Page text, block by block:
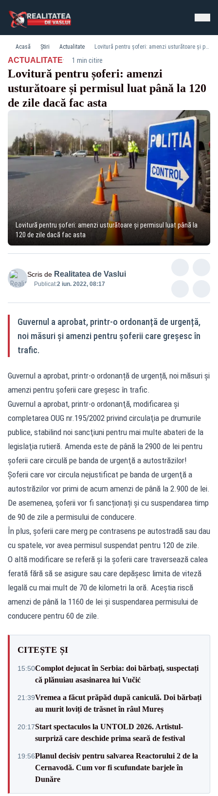
Acasă Știri Actualitate Lovitură pentru șoferi: amenzi usturătoare și permisul luat până la 120 de zile dacă fac asta
ACTUALITATE· 1 min citire
Lovitură pentru șoferi: amenzi
usturătoare și permisul luat până la 120
de zile dacă fac asta
Lovitură pentru șoferi: amenzi usturătoare și permisul luat până la
120 de zile dacă fac asta
Scris de Realitatea de Vaslui
Publicat:2 iun. 2022, 08:17
Guvernul a aprobat, printr-o ordonanță de urgență,
noi măsuri și amenzi pentru șoferii care greșesc în
trafic.
Guvernul a aprobat, printr-o ordonanță de urgență, noi măsuri și
amenzi pentru șoferii care greșesc în trafic.
Guvernul a aprobat, printr-o ordonanţă, modificarea şi
completarea OUG nr.195/2002 privind circulaţia pe drumurile
publice, stabilind noi sancţiuni pentru mai multe abateri de la
legislaţia rutieră. Amenda este de până la 2900 de lei pentru
șoferii care circulă pe banda de urgenţă a autostrăzilor!
Şoferii care vor circula nejustificat pe banda de urgenţă a
autostrăzilor vor primi de acum amenzi de până la 2.900 de lei.
De asemenea, șoferii vor fi sancționați și cu suspendarea timp
de 90 de zile a permisului de conducere.
În plus, șoferii care merg pe contrasens pe autostradă sau dau
cu spatele, vor avea permisul suspendat pentru 120 de zile.
O altă modificare se referă și la şoferii care traversează calea
ferată fără să se asigure sau care depăşesc limita de viteză
legală cu mai mult de 70 de kilometri la oră. Aceștia riscă
amenzi de până la 1160 de lei și suspendarea permisului de
conducere pentru 60 de zile.
CITEȘTE ȘI
15:50Complot dejucat în Serbia: doi bărbați, suspectați
că plănuiau asasinarea lui Vučić
21:39Vremea a făcut prăpăd după caniculă. Doi bărbați
au murit loviți de trăsnet în râul Mureș
20:17Start spectaculos la UNTOLD 2026. Artistul-
surpriză care deschide prima seară de festival
19:56Planul decisiv pentru salvarea Reactorului 2 de la
Cernavodă. Cum vor fi scufundate barjele în
Dunăre